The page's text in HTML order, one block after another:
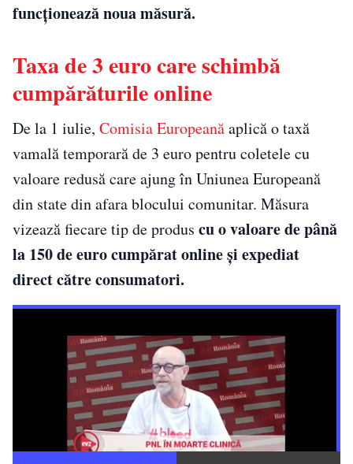
funcționează noua măsură.
Taxa de 3 euro care schimbă
cumpărăturile online
De la 1 iulie, Comisia Europeanăaplică o taxă
vamală temporară de 3 euro pentru coletele cu
valoare redusă care ajung în Uniunea Europeană
din state din afara blocului comunitar. Măsura
vizează fiecare tip de produs cu o valoare de până
la 150 de euro cumpărat online și expediat
direct către consumatori.